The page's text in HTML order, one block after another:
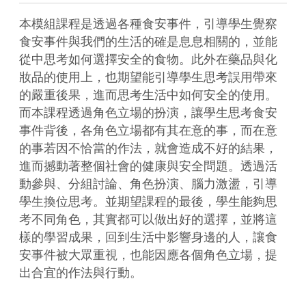
本模組課程是透過各種食安事件，引導學生覺察
食安事件與我們的生活的確是息息相關的，並能
從中思考如何選擇安全的食物。此外在藥品與化
妝品的使用上，也期望能引導學生思考誤用帶來
的嚴重後果，進而思考生活中如何安全的使用。
而本課程透過角色立場的扮演，讓學生思考食安
事件背後，各角色立場都有其在意的事，而在意
的事若因不恰當的作法，就會造成不好的結果，
進而撼動著整個社會的健康與安全問題。透過活
動參與、分組討論、角色扮演、腦力激盪，引導
學生換位思考。並期望課程的最後，學生能夠思
考不同角色，其實都可以做出好的選擇，並將這
樣的學習成果，回到生活中影響身邊的人，讓食
安事件被大眾重視，也能因應各個角色立場，提
出合宜的作法與行動。